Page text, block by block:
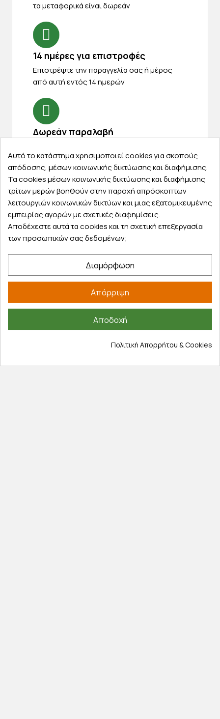
τα μεταφορικά είναι δωρεάν
14 ημέρες για επιστροφές
Eπιστρέψτε την παραγγελία σας ή μέρος
από αυτή εντός 14 ημερών
Δωρεάν παραλαβή
από ένα κατάστημα μας
Express αποστολές
Κάντε σήμερα την παραγγελία σας και
παραλάβετε αύριο στην πόρτα σας
Εξυπηρέτηση πελατών
Τα αγαπημένα μου
Έξοδα αποστολής
Αυτό το κατάστημα χρησιμοποιεί cookies για σκοπούς
απόδοσης, μέσων κοινωνικής δικτύωσης και διαφήμισης.
Τα cookies μέσων κοινωνικής δικτύωσης και διαφήμισης
τρίτων μερών βοηθούν στην παροχή απρόσκοπτων
λειτουργιών κοινωνικών δικτύων και μιας εξατομικευμένης
εμπειρίας αγορών με σχετικές διαφημίσεις.
Αποδέχεστε αυτά τα cookies και τη σχετική επεξεργασία
των προσωπικών σας δεδομένων;
Διαμόρφωση
Απόρριψη
Αποδοχή
Πολιτική Απορρήτου & Cookies